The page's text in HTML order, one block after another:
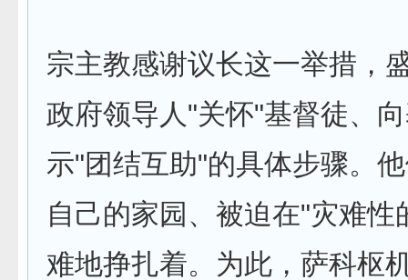
宗主教感谢议长这一举措，
政府领导人"关怀"基督徒、
示"团结互助"的具体步骤。
自己的家园、被迫在"灾难性
难地挣扎着。为此，萨科枢